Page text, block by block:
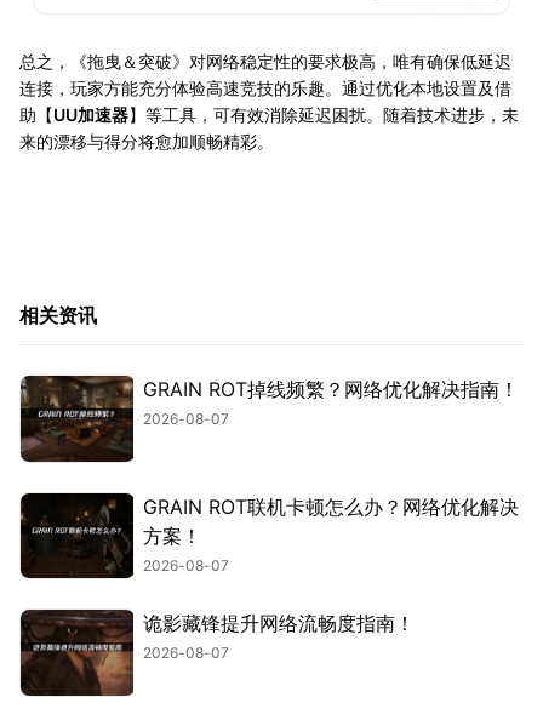
总之，《拖曳＆突破》对网络稳定性的要求极高，唯有确保低延迟
连接，玩家方能充分体验高速竞技的乐趣。通过优化本地设置及借
助【UU加速器】等工具，可有效消除延迟困扰。随着技术进步，未
来的漂移与得分将愈加顺畅精彩。
相关资讯
GRAIN ROT掉线频繁？网络优化解决指南！
2026-08-07
GRAIN ROT联机卡顿怎么办？网络优化解决
方案！
2026-08-07
诡影藏锋提升网络流畅度指南！
2026-08-07